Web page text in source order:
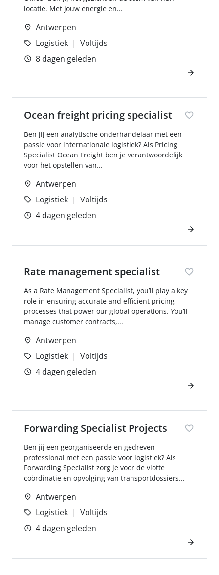
locatie. Met jouw energie en...
Antwerpen
Logistiek
Voltijds
8 dagen geleden
Ocean freight pricing specialist
Ben jij een analytische onderhandelaar met een
passie voor internationale logistiek? Als Pricing
Specialist Ocean Freight ben je verantwoordelijk
voor het opstellen van...
Antwerpen
Logistiek
Voltijds
4 dagen geleden
Rate management specialist
As a Rate Management Specialist, you’ll play a key
role in ensuring accurate and efficient pricing
processes that power our global operations. You’ll
manage customer contracts,...
Antwerpen
Logistiek
Voltijds
4 dagen geleden
Forwarding Specialist Projects
Ben jij een georganiseerde en gedreven
professional met een passie voor logistiek? Als
Forwarding Specialist zorg je voor de vlotte
coördinatie en opvolging van transportdossiers...
Antwerpen
Logistiek
Voltijds
4 dagen geleden